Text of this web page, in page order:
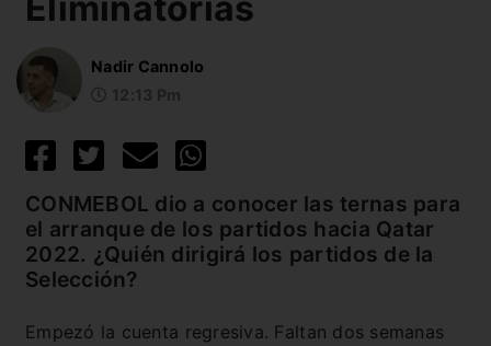
Nadir Cannolo
CONMEBOL dio a conocer las ternas para
el arranque de los partidos hacia Qatar
2022. ¿Quién dirigirá los partidos de la
Selección?
Empezó la cuenta regresiva. Faltan dos semanas